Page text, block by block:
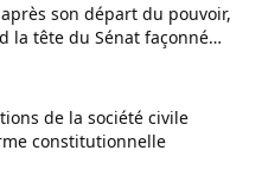
son départ du pouvoir,
la tête du Sénat façonné
de la société civile
constitutionnelle